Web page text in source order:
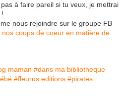
à faire pareil si tu veux, je mettrai
nous rejoindre sur le groupe FB
nos coups de coeur en matière de
maman #dans ma bibliotheque
#fleurus editions #pirates